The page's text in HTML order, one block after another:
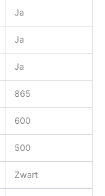
Ja
Ja
Ja
865
600
500
Zwart